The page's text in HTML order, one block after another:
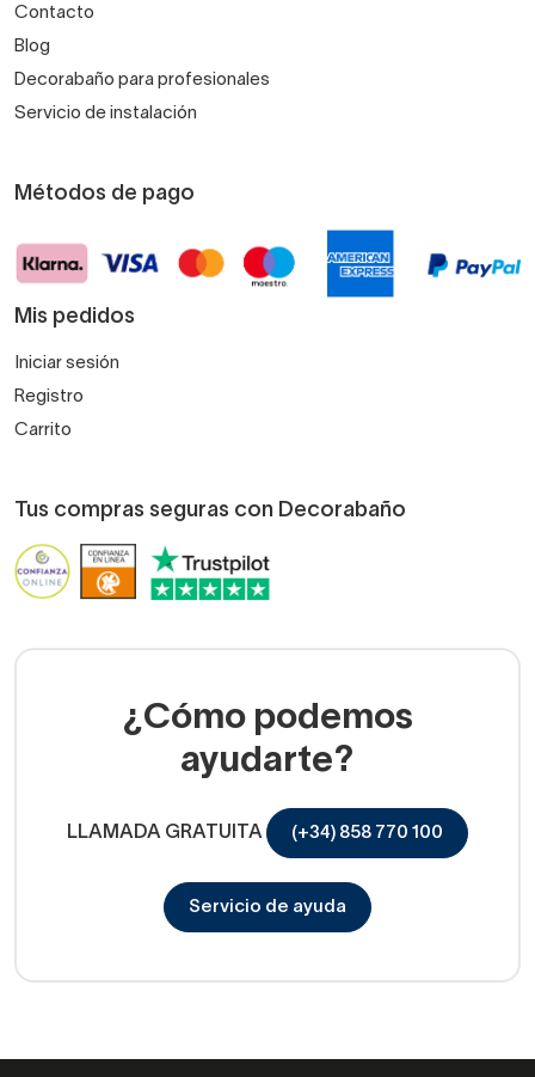
Contacto
Blog
Decorabaño para profesionales
Servicio de instalación
Métodos de pago
Mis pedidos
Iniciar sesión
Registro
Carrito
Tus compras seguras con Decorabaño
¿Cómo podemos
ayudarte?
LLAMADA GRATUITA (+34) 858 770 100
Servicio de ayuda